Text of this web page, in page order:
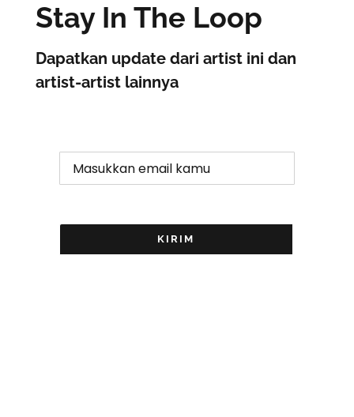
Stay In The Loop
Dapatkan update dari artist ini dan
artist-artist lainnya
KIRIM